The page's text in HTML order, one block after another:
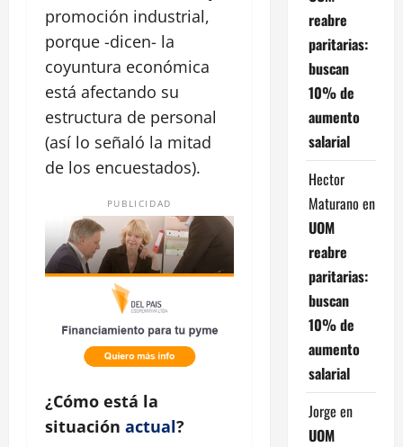
promoción industrial,
porque -dicen- la
coyuntura económica
está afectando su
estructura de personal
(así lo señaló la mitad
de los encuestados).
PUBLICIDAD
¿Cómo está la
situación actual?
reabre
paritarias:
buscan
10% de
aumento
salarial
Hector
Maturano en
UOM
reabre
paritarias:
buscan
10% de
aumento
salarial
Jorge en
UOM